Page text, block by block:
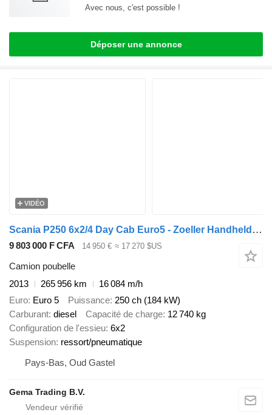
Avec nous, c'est possible !
Déposer une annonce
VIDÉO
Scania P250 6x2/4 Day Cab Euro5 - Zoeller Handheld Waste Truck 23m3 - C
9 803 000 F CFA 14 950 € ≈ 17 270 $US
Camion poubelle
2013
265 956 km
16 084 m/h
Euro Euro 5 Puissance 250 ch (184 kW)
Carburant diesel Capacité de charge 12 740 kg
Configuration de l'essieu 6x2
Suspension ressort/pneumatique
Pays-Bas, Oud Gastel
Gema Trading B.V.